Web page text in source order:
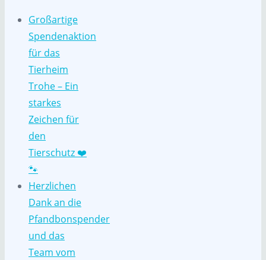
Großartige
Spendenaktion
für das
Tierheim
Trohe – Ein
starkes
Zeichen für
den
Tierschutz ❤️
🐾
Herzlichen
Dank an die
Pfandbonspender
und das
Team vom